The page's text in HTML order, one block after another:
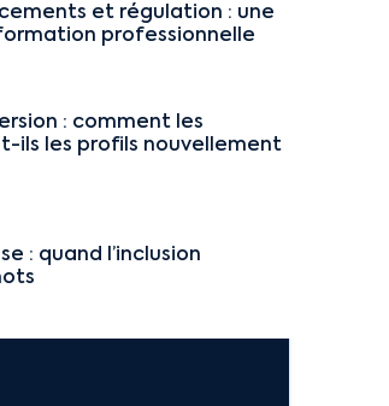
et régulation : une
professionnelle
: comment les
ils les profils nouvellement
: quand l’inclusion